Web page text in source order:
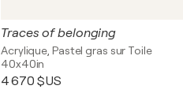
Traces of belonging
Acrylique, Pastel gras sur Toile
40x40in
4 670 $US